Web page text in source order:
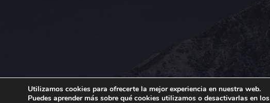
© FUNDOS 2023
Utilizamos cookies para ofrecerte la mejor experiencia en nuestra web.
Puedes aprender más sobre qué cookies utilizamos o desactivarlas en los